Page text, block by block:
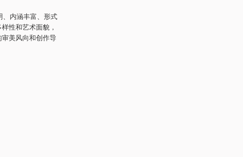
、内涵丰富、形式
性和艺术面貌，
美风向和创作导